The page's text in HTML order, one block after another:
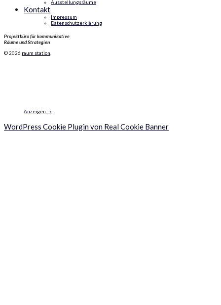
Ausstellungsräume
Kontakt
Impressum
Datenschutzerklärung
Projektbüro für kommunikative
Räume und Strategien
© 2026 raum station
Anzeigen →
WordPress Cookie Plugin von Real Cookie Banner